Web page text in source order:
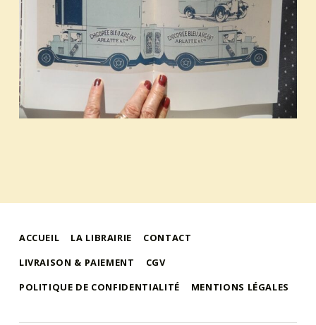
ACCUEIL LA LIBRAIRIE
CONTACT
LIVRAISON & PAIEMENT
CGV
POLITIQUE DE CONFIDENTIALITÉ
MENTIONS LÉGALES